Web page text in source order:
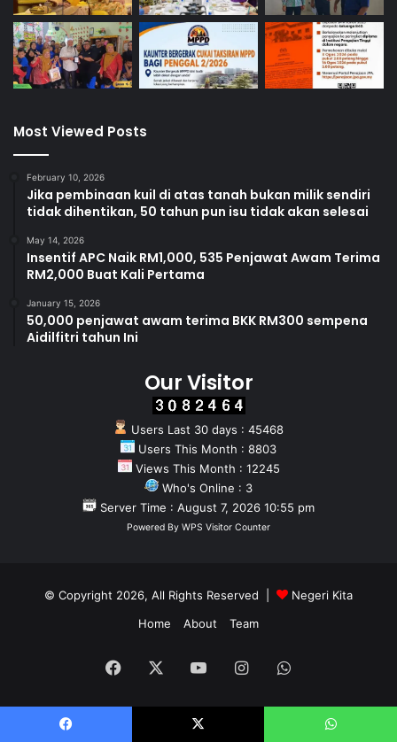
Most Viewed Posts
February 10, 2026
Jika pembinaan kuil di atas tanah bukan milik sendiri
tidak dihentikan, 50 tahun pun isu tidak akan selesai
May 14, 2026
Insentif APC Naik RM1,000, 535 Penjawat Awam Terima
RM2,000 Buat Kali Pertama
January 15, 2026
50,000 penjawat awam terima BKK RM300 sempena
Aidilfitri tahun Ini
Our Visitor
Users Last 30 days : 45468
Users This Month : 8803
Views This Month : 12245
Who's Online : 3
Server Time : August 7, 2026 10:55 pm
Powered By WPS Visitor Counter
© Copyright 2026, All Rights Reserved |
Negeri Kita
Home
About Team
Facebook YouTubeInstagramWhatsApp